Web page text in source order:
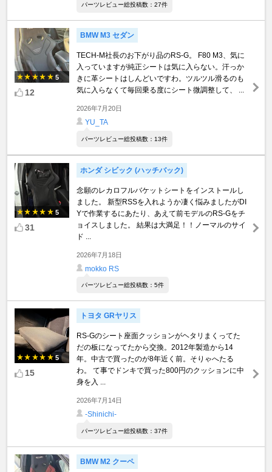
パーツレビュー総投稿数：27件
5
12
BMW M3 セダン
TECH-M社長のお下がり品のRS-G。 F80 M3、気に
入っていますが純正シートは気に入らない。汗っか
きに革シートはしんどいですわ。ツルツル滑るのも
気に入らなくて毎回乗る度にシート微調整して、 ...
2026年7月20日
YU_TA
パーツレビュー総投稿数：13件
5
31
ホンダ シビック (ハッチバック)
念願のレカロフルバケットシートをインストールし
ました。 新型RSSを入れようか凄く悩みましたがDI
Yで作業するにあたり、あえて前モデルのRS-Gをチ
ョイスしました。 結果は大満足！！ノーマルのサイ
ド ...
2026年7月18日
mokko RS
パーツレビュー総投稿数：5件
5
15
トヨタ GRヤリス
RS-Gのシート座面クッションがヘタリまくってた
だの板になってたから交換。2012年製造から14
年。中古で買ったのが8年近く前。そりゃへたる
わ。 て事でドンキで買った800円のクッションに中
身を入 ...
2026年7月14日
-Shinichi-
パーツレビュー総投稿数：37件
BMW M2 クーペ